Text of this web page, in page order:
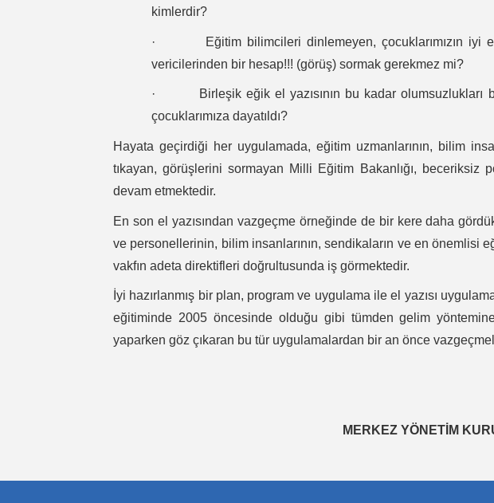
kimlerdir?
· Eğitim bilimcileri dinlemeyen, çocuklarımızın iyi
vericilerinden bir hesap!!! (görüş) sormak gerekmez mi?
· Birleşik eğik el yazısının bu kadar olumsuzlukları
çocuklarımıza dayatıldı?
Hayata geçirdiği her uygulamada, eğitim uzmanlarının, bilim
tıkayan, görüşlerini sormayan Milli Eğitim Bakanlığı, beceriksiz
devam etmektedir.
En son el yazısından vazgeçme örneğinde de bir kere daha
ve personellerinin, bilim insanlarının, sendikaların ve en önemlisi
vakfın adeta direktifleri doğrultusunda iş görmektedir.
İyi hazırlanmış bir plan, program ve uygulama ile el yazısı
eğitiminde 2005 öncesinde olduğu gibi tümden gelim
yaparken göz çıkaran bu tür uygulamalardan bir an önce
MERKEZ YÖNETİM